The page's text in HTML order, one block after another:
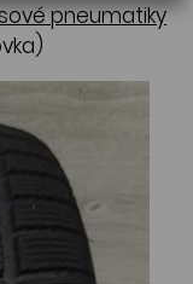
pneumatiky